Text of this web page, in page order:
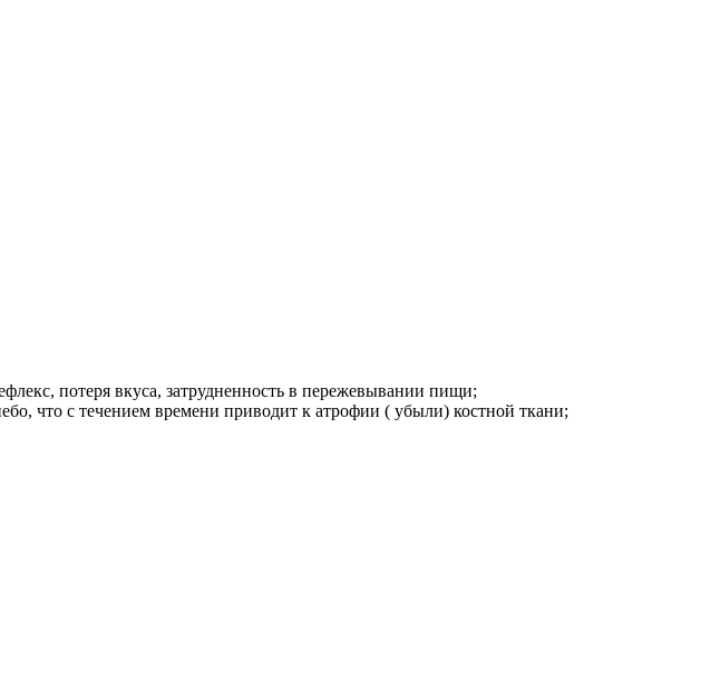
потеря вкуса, затрудненность в пережевывании пищи;
что с течением времени приводит к атрофии ( убыли) костной ткани;